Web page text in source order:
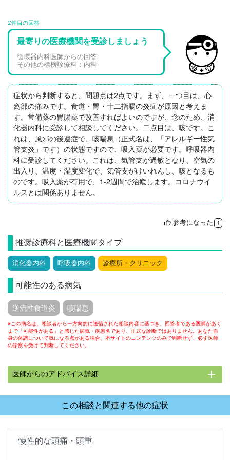
2件目の回答
最寄りの医療機関を受診しましょう
循環器内科医師からの回答
その他の標榜診療科：内科
症状から判断すると、問題点は2点です。まず、一つ目は、心
窩部の痛みです。食道・胃・十二指腸の炎症が原因と考えま
す。常備薬の胃腸薬で改善すればよいのですが、念のため、消
化器内科に受診して相談してください。二点目は、咳です。こ
れは、風邪の後遺症で、咳喘息（正式名は、「アレルギー性気
管支炎」です）の状態ですので、吸入薬が必要です。呼吸器内
科に受診してください。これは、気管支が過敏となり、空気の
出入り、温度・湿度変化で、気管支がけいれんし、咳となるも
のです。吸入薬が有用で、1-2週間で治癒します。コロナウイ
ルスとは関係ありません。
thumb_up 参考になった 1
推奨診療科と医療機関タイプ
消化器内科 呼吸器内科 診療所・クリニック
可能性のある病気
逆流性食道炎 咳喘息
※この病名は、相談者から一方向的に送信された相談内容に基づき、回答者である医師があく
まで「可能性がある」と感じた病気・疾患名であり、正式な診断ではありません。あなた自
身の体調について気になる点がある場合、本サイトのコンテンツのみで判断せず、必ず医師
の診察を受けて判断してください。
医師からのアドバイス詳細 add
この相談と関連する他の症状
慢性的な頭痛・頭重